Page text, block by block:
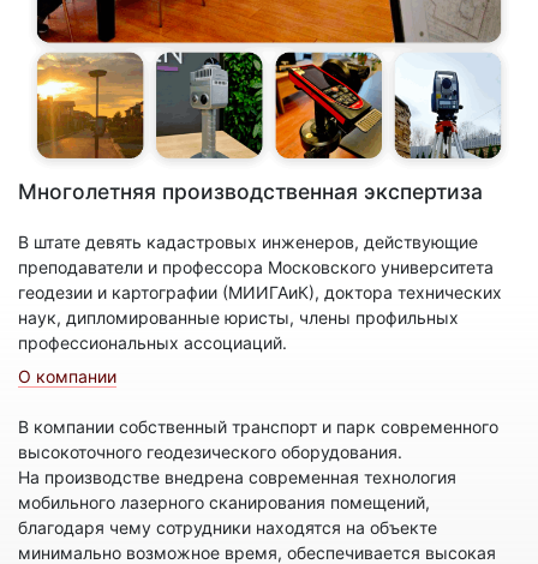
Многолетняя производственная экспертиза
В штате девять кадастровых инженеров, действующие
преподаватели и профессора Московского университета
геодезии и картографии (МИИГАиК), доктора технических
наук, дипломированные юристы, члены профильных
профессиональных ассоциаций.
О компании
В компании собственный транспорт и парк современного
высокоточного геодезического оборудования.
На производстве внедрена современная технология
мобильного лазерного сканирования помещений,
благодаря чему сотрудники находятся на объекте
минимально возможное время, обеспечивается высокая